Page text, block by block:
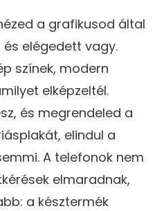
a grafikusod által
elégedett vagy.
színek, modern
elképzeltél.
és megrendeled a
elindul a
A telefonok nem
elmaradnak,
a késztermék